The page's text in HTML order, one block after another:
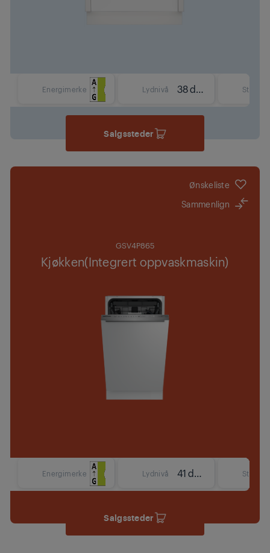
Energimerke Lydnivå 38 dBA
Salgssteder
Ønskeliste
Sammenlign
GSV4P865
Kjøkken(Integrert oppvaskmaskin)
Energimerke Lydnivå 41 dBA
Salgssteder